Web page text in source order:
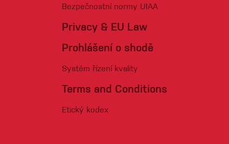
Bezpečnostní normy UIAA
Privacy & EU Law
Prohlášení o shodě
Systém řízení kvality
Terms and Conditions
Etický kodex